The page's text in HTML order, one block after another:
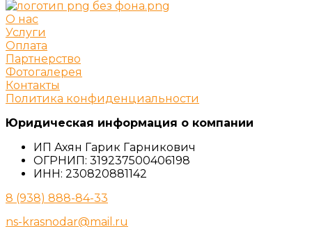
О нас
Услуги
Оплата
Партнерство
Фотогалерея
Контакты
Политика конфиденциальности
Юридическая информация о компании
ИП Ахян Гарик Гарникович
ОГРНИП: 319237500406198
ИНН: 230820881142
8 (938) 888-84-33
ns-krasnodar@mail.ru